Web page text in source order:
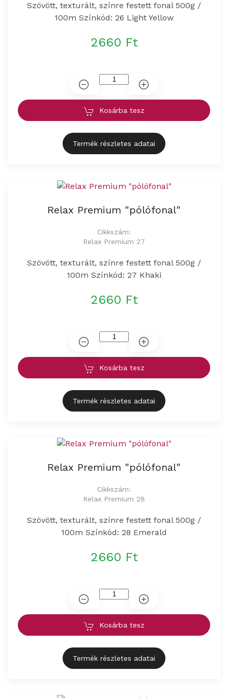
Szövött, texturált, színre festett fonal 500g /
100m Színkód: 26 Light Yellow
2660 Ft
Kosárba tesz
Termék részletes adatai
Relax Premium "pólófonal"
Cikkszám:
Relax Premium 27
Szövött, texturált, színre festett fonal 500g /
100m Színkód: 27 Khaki
2660 Ft
Kosárba tesz
Termék részletes adatai
Relax Premium "pólófonal"
Cikkszám:
Relax Premium 28
Szövött, texturált, színre festett fonal 500g /
100m Színkód: 28 Emerald
2660 Ft
Kosárba tesz
Termék részletes adatai